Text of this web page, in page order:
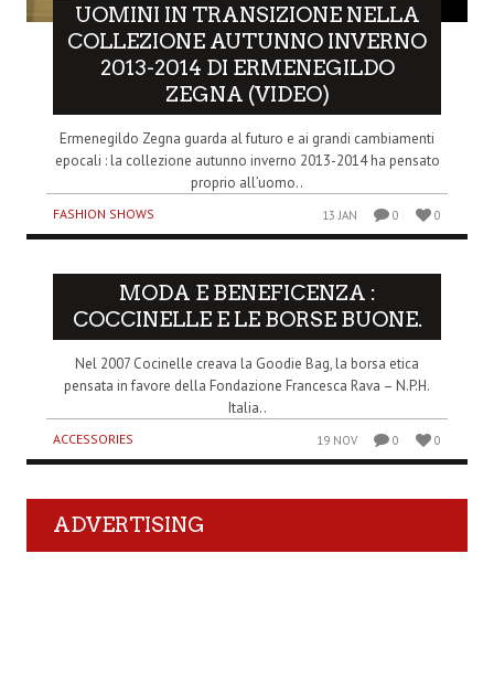
UOMINI IN TRANSIZIONE NELLA
COLLEZIONE AUTUNNO INVERNO
2013-2014 DI ERMENEGILDO
ZEGNA (VIDEO)
Ermenegildo Zegna guarda al futuro e ai grandi cambiamenti
epocali : la collezione autunno inverno 2013-2014 ha pensato
proprio all’uomo..
FASHION SHOWS 13 JAN 0 0
MODA E BENEFICENZA :
COCCINELLE E LE BORSE BUONE.
Nel 2007 Cocinelle creava la Goodie Bag, la borsa etica
pensata in favore della Fondazione Francesca Rava – N.P.H.
Italia..
ACCESSORIES 19 NOV 0 0
ADVERTISING